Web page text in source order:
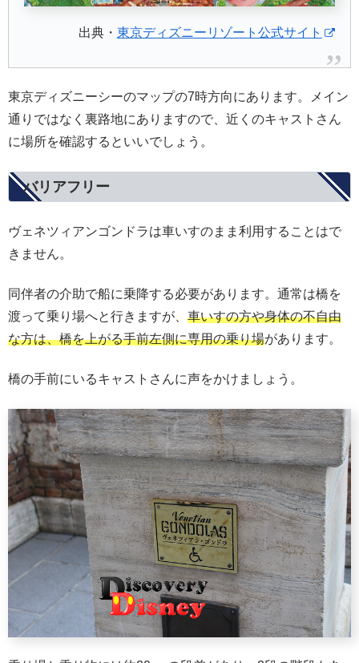
出典・ 東京ディズニーリゾート公式サイト
東京ディズニーシーのマップの7時方向にあります。メイン
通りではなく裏路地にありますので、近くのキャストさん
に場所を確認するといいでしょう。
バリアフリー
ヴェネツィアンゴンドラは車いすのまま利用することはで
きません。
同伴者の介助で船に乗降する必要があります。通常は橋を
渡って乗り場へと行きますが、 車いすの方や身体の不自由
な方は、橋を上がる手前左側に専用の乗り場があります。
橋の手前にいるキャストさんに声をかけましょう。